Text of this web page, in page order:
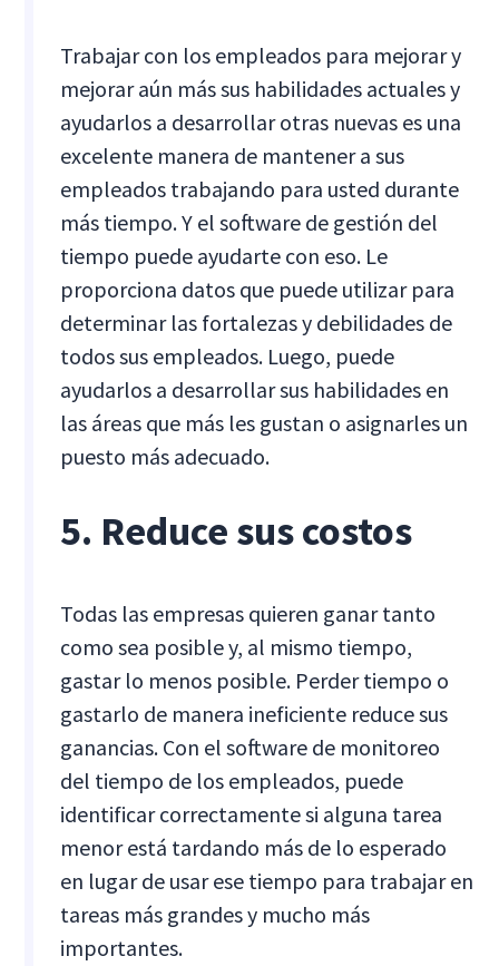
Trabajar con los empleados para mejorar y
mejorar aún más sus habilidades actuales y
ayudarlos a desarrollar otras nuevas es una
excelente manera de mantener a sus
empleados trabajando para usted durante
más tiempo. Y el software de gestión del
tiempo puede ayudarte con eso. Le
proporciona datos que puede utilizar para
determinar las fortalezas y debilidades de
todos sus empleados. Luego, puede
ayudarlos a desarrollar sus habilidades en
las áreas que más les gustan o asignarles un
puesto más adecuado.
5. Reduce sus costos
Todas las empresas quieren ganar tanto
como sea posible y, al mismo tiempo,
gastar lo menos posible. Perder tiempo o
gastarlo de manera ineficiente reduce sus
ganancias. Con el software de monitoreo
del tiempo de los empleados, puede
identificar correctamente si alguna tarea
menor está tardando más de lo esperado
en lugar de usar ese tiempo para trabajar en
tareas más grandes y mucho más
importantes.